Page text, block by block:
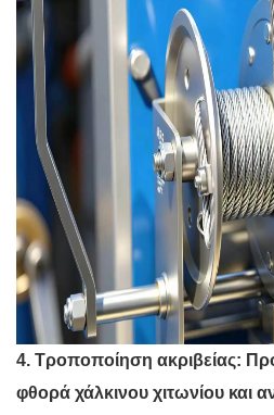
4. Τροποποίηση ακριβείας:
φθορά χάλκινου χιτωνίου και